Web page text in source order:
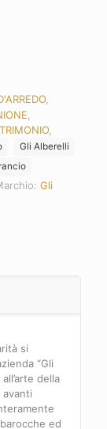
Gli Alberelli
Gli
si
“Gli
della
ed